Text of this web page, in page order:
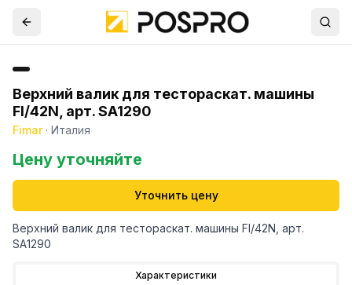
Верхний валик для тестораскат. машины
FI/42N, арт. SA1290
Fimar· Италия
Цену уточняйте
Уточнить цену
Верхний валик для тестораскат. машины FI/42N, арт.
SA1290
Характеристики